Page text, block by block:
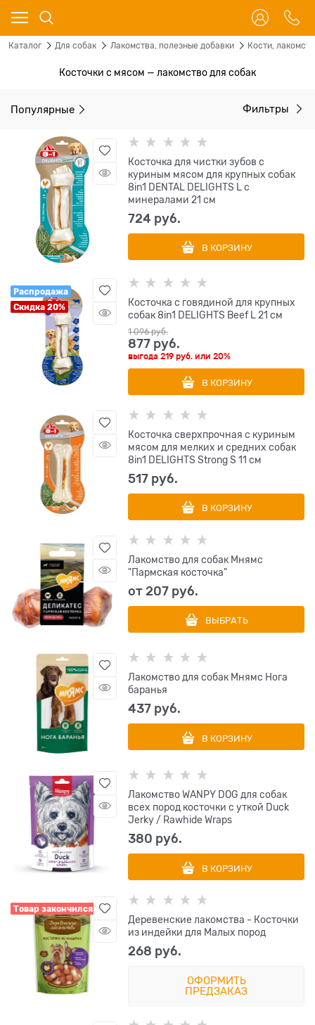
Каталог Для собак Лакомства, полезные добавки Кости,
Косточки с мясом — лакомство для собак
Популярные Фильтры
Косточка для чистки зубов с
куриным мясом для крупных собак
8in1 DENTAL DELIGHTS L с
минералами 21 см
724 руб.
В КОРЗИНУ
Распродажа
Скидка 20%
Косточка с говядиной для крупных
собак 8in1 DELIGHTS Beef L 21 см
1 096 руб.
877 руб.
выгода219 руб. или20%
В КОРЗИНУ
Косточка сверхпрочная с куриным
мясом для мелких и средних собак
8in1 DELIGHTS Strong S 11 см
517 руб.
В КОРЗИНУ
Лакомство для собак Мнямс
"Пармская косточка"
от207 руб.
ВЫБРАТЬ
Лакомство для собак Мнямс Нога
баранья
437 руб.
В КОРЗИНУ
Лакомство WANPY DOG для собак
всех пород косточки с уткой Duck
Jerky / Rawhide Wraps
380 руб.
В КОРЗИНУ
Товар закончился
Деревенские лакомства - Косточки
из индейки для Малых пород
268 руб.
ОФОРМИТЬ
ПРЕДЗАКАЗ